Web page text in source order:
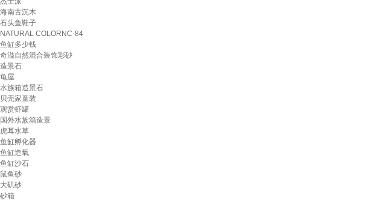
海南古沉木
石头鱼鞋子
NATURAL COLORNC-84
鱼缸多少钱
奇溢自然混合装饰彩砂
造景石
龟屋
水族箱造景石
贝壳家童装
观赏虾罐
国外水族箱造景
虎耳水草
鱼缸孵化器
鱼缸造氧
鱼缸沙石
鼠鱼砂
大矶砂
砂箱